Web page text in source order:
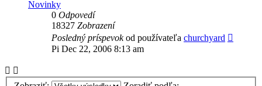
Novinky
0 Odpovedí
18327 Zobrazení
Posledný príspevokod používateľa churchyard
Pi Dec 22, 2006 8:13 am